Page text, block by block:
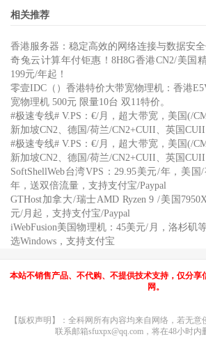
相关推荐
香港服务器：稳定高效的网络连接与数据安
奇兔云计算年付钜惠！8H8G香港CN2/美国
199元/年起！
零壹IDC（）香港特价大带宽物理机：香港
宽物理机 500元 限量10台 双11特价。
#极速专线# V.PS：€/月，超大带宽，美国(/
新加坡CN2、德国/荷兰/CN2+CUII、英国CUII
#极速专线# V.PS：€/月，超大带宽，美国(/
新加坡CN2、德国/荷兰/CN2+CUII、英国CUII
SoftShellWeb台湾VPS：29.95美元/年，美
年，送双倍流量，支持支付宝/Paypal
GTHost加拿大/瑞士AMD Ryzen 9 /美国
元/月起，支持支付宝/Paypal
iWebFusion美国物理机：45美元/月，洛杉矶
选Windows，支持支付宝
本站不销售产品、不代购、不提供技术支持，仅分享
网。
【版权声明】：全科网所有内容均来自网络，若无
联系邮箱sfuxpx@qq.com，将在48小时